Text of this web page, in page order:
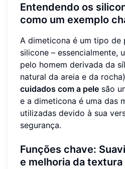
Entendendo os
como um exemplo
A dimeticona é um tipo de
silicone – essencialmente,
pelo homem derivada da
natural da areia e da
cuidados com a pele são
e a dimeticona é uma das
utilizadas devido à sua
segurança.
Funções chave:
e melhoria da textura